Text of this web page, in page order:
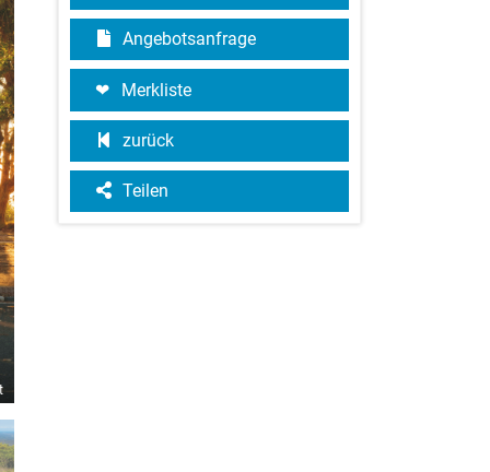
Angebotsanfrage
Merkliste
zurück
Teilen